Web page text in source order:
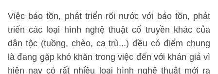
Việc bảo tồn, phát triển rối nước với bảo tồn, phát
triển các loại hình nghệ thuật cổ truyền khác của
dân tộc (tuồng, chèo, ca trù...) đều có điểm chung
là đang gặp khó khăn trong việc đến với khán giả vì
hiện nay có rất nhiều loại hình nghệ thuật mới ra